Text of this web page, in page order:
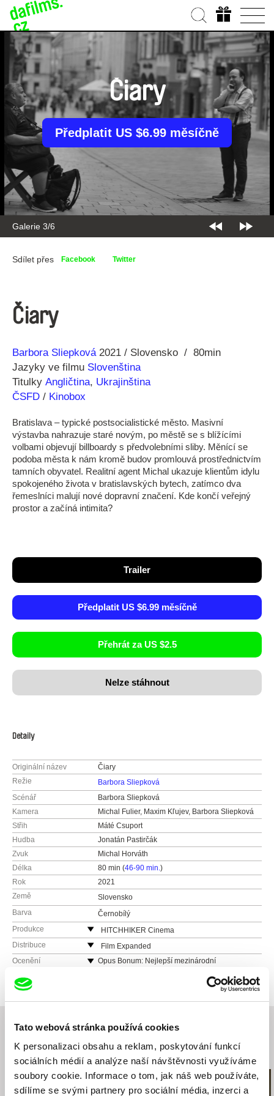
Tato webová stránka používá cookies
K personalizaci obsahu a reklam, poskytování funkcí
sociálních médií a analýze naší návštěvnosti využíváme
soubory cookie. Informace o tom, jak náš web používáte,
sdílíme se svými partnery pro sociální média, inzerci a
Galerie 3/6
Čiary
Předplatit US $6.99 měsíčně
Sdílet přes Facebook Twitter
Čiary
Režie
Barbora Sliepková
Rok 2021 Slovensko
80min
Jazyky ve filmu Slovenština
Titulky Angličtina, Ukrajinština
ČSFD / Kinobox
Bratislava – typické postsocialistické město. Masivní
výstavba nahrazuje staré novým, po městě se s blížícími
volbami objevují billboardy s předvolebními sliby. Měnící se
podoba města k nám kromě budov promlouvá prostřednictvím
tamních obyvatel. Realitní agent Michal ukazuje klientům idylu
spokojeného života v bratislavských bytech, zatímco dva
řemeslníci malují nové dopravní značení. Kde končí veřejný
prostor a začíná intimita?
Trailer
Předplatit US $6.99 měsíčně
Přehrát za US $2.5
Nelze stáhnout
Detaily
Originální název
Čiary
Režie
Barbora Sliepková
Scénář
Barbora Sliepková
Kamera
Michal Fulier, Maxim Kľujev, Barbora Sliepková
Střih
Máté Csuport
Hudba
Jonatán Pastirčák
Zvuk
Michal Horváth
Délka
80 min (46-90 min.)
Rok
2021
Země
Slovensko
Barva
Černobílý
Produkce
HITCHHIKER Cinema
Slovensko
web:http://hitchhikercinema.sk/
Mlynská dolina
Slovensko
web:https://www.rtvs.sk/
TOXPRO
Štefaniková 5
81106 Bratislava
Distribuce
Film Expanded
Haburská 20
web:https://filmexpanded.com/
e-mail:filmexpanded@gmail.com
Ocenění
Opus Bonum: Nejlepší mezinárodní
Nejlepší filmová hudba - Slnko v sieti 2022
Související filmy (20)